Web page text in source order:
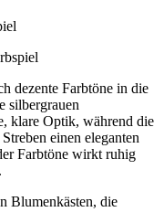
dezente Farbtöne in die
silbergrauen
klare Optik, während die
einen eleganten
Farbtöne wirkt ruhig
Blumenkästen, die